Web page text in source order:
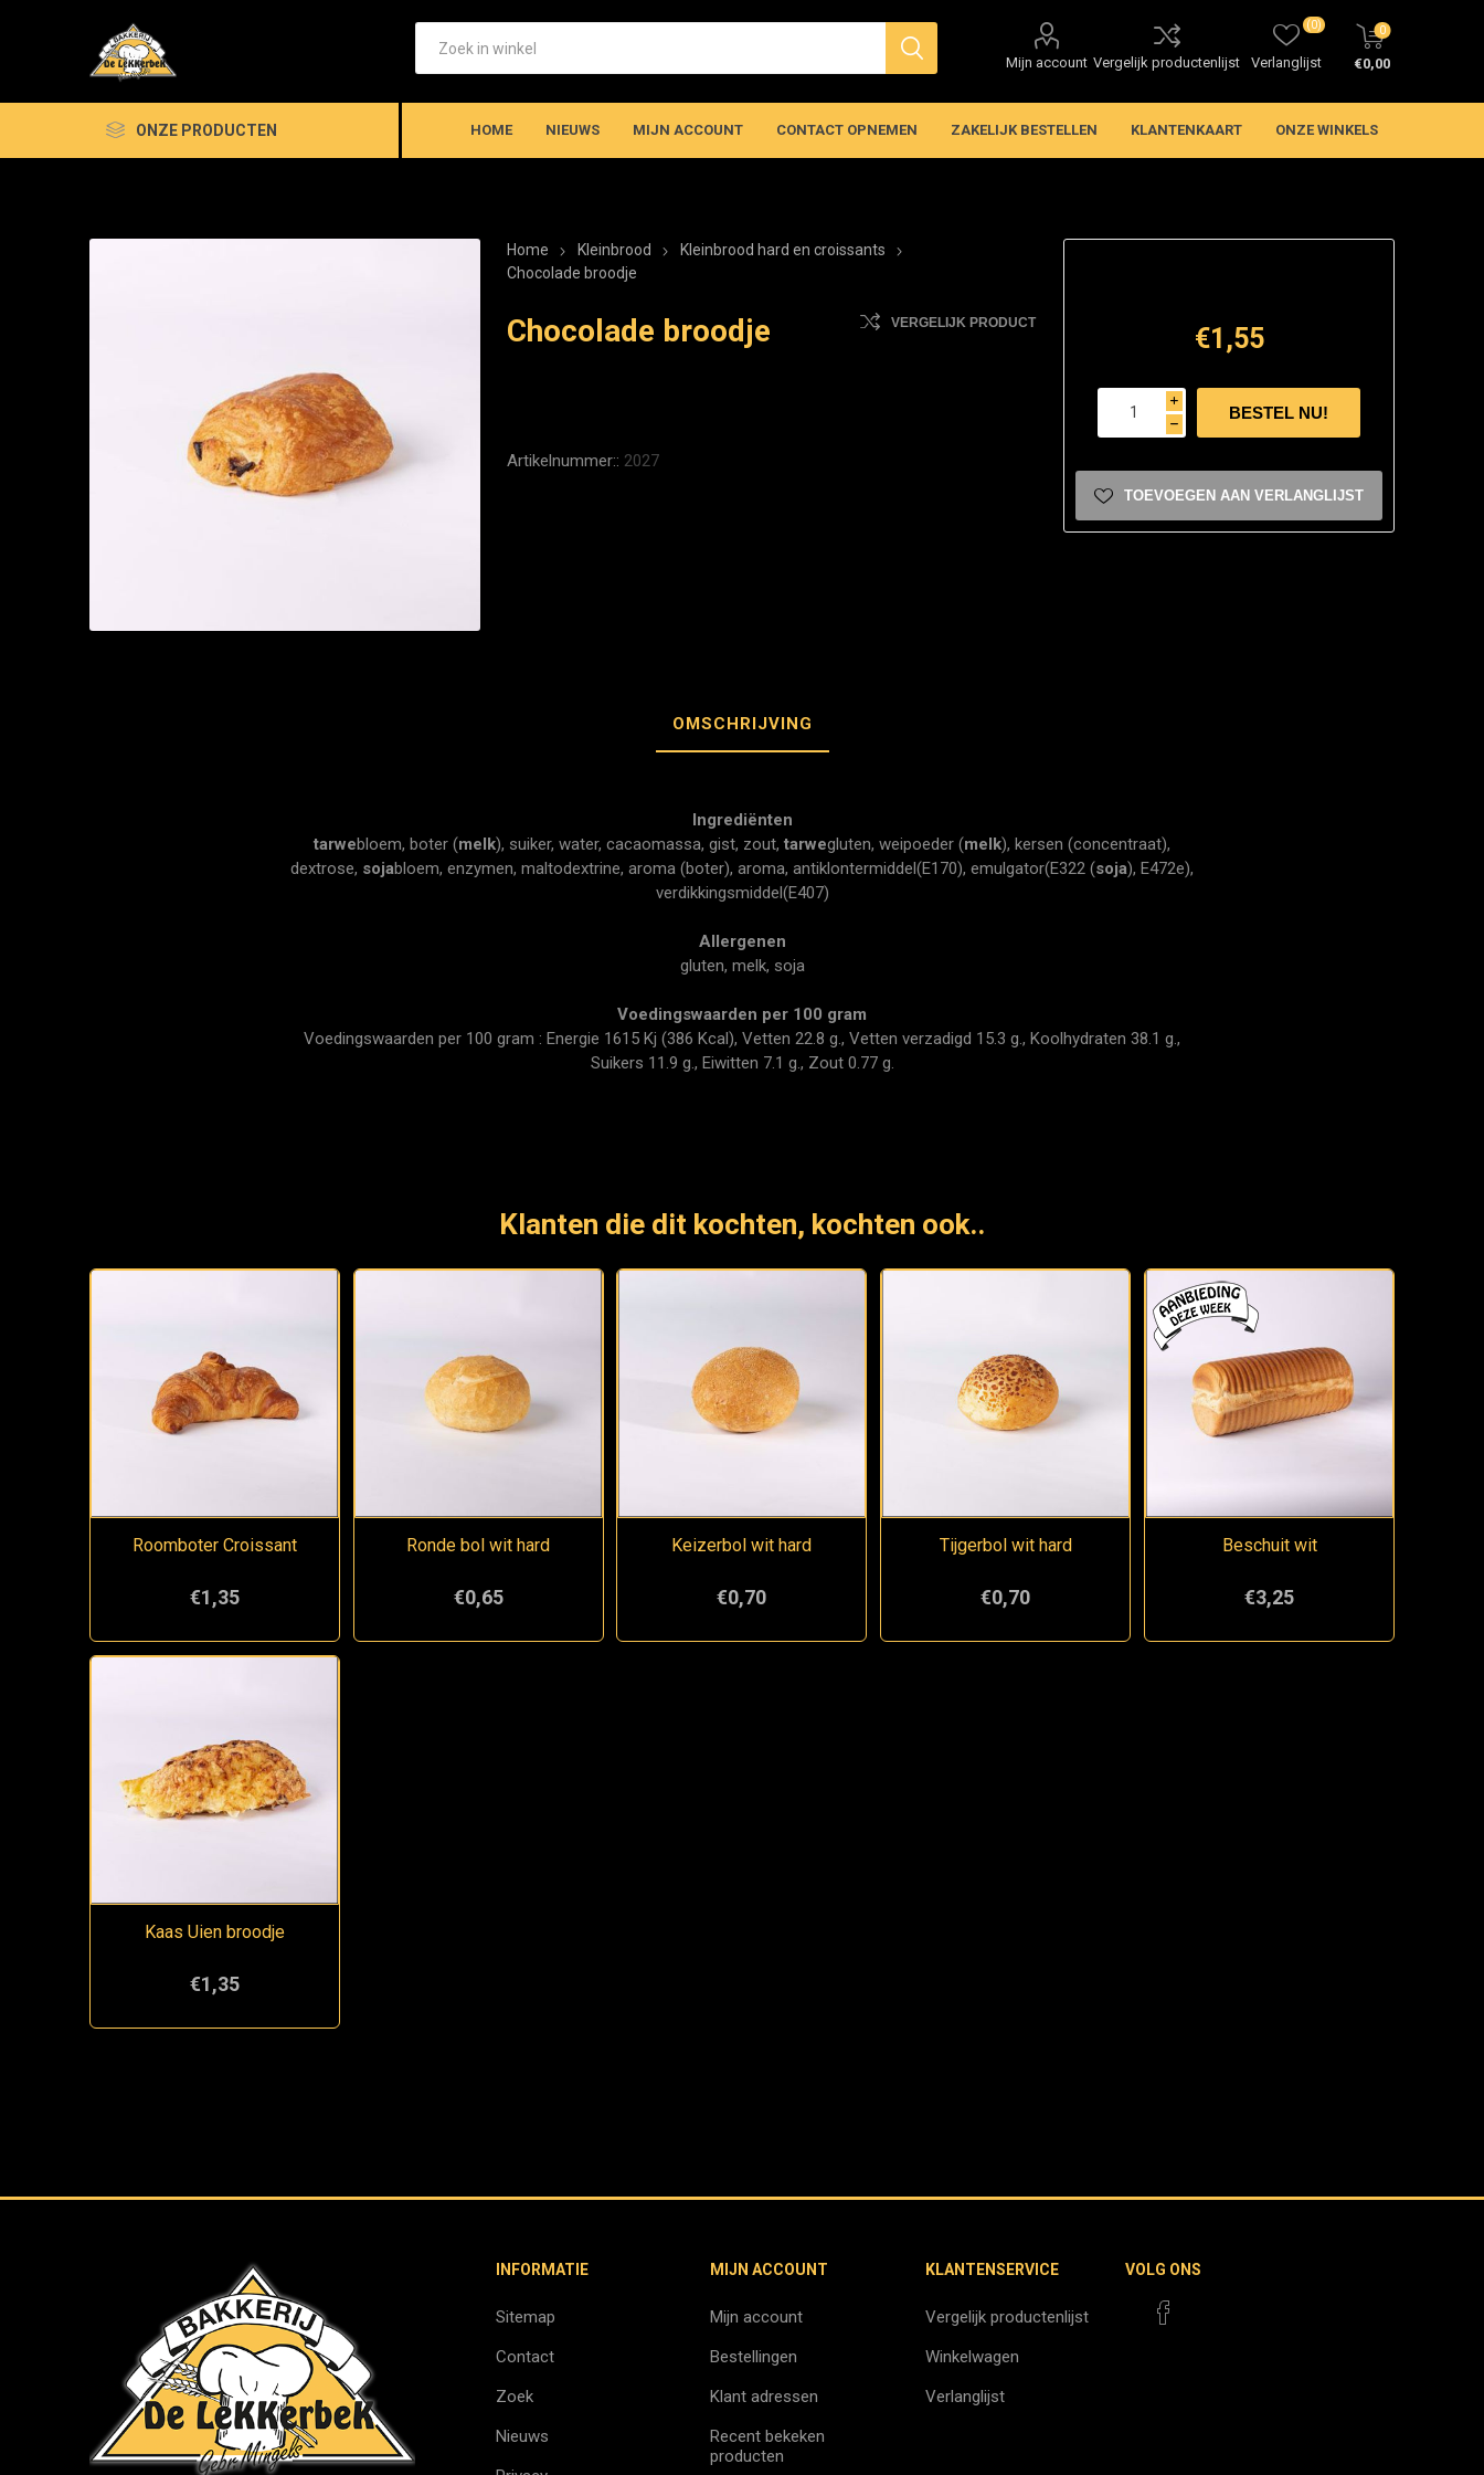
Mijn account Vergelijk productenlijst Verlanglijst
(0) 0
€0,00
ONZE PRODUCTEN HOME NIEUWS MIJN ACCOUNT CONTACT OPNEMEN ZAKELIJK BESTELLEN KLANTENKAART ONZE WINKELS
Home Kleinbrood
Kleinbrood hard en croissants
Chocolade broodje
Chocolade broodje VERGELIJK PRODUCT
Artikelnummer:: 2027
€1,55
i
h
TOEVOEGEN AAN VERLANGLIJST
OMSCHRIJVING
Ingrediënten
tarwebloem, boter (melk), suiker, water, cacaomassa, gist, zout, tarwegluten, weipoeder (melk), kersen (concentraat),
dextrose, sojabloem, enzymen, maltodextrine, aroma (boter), aroma, antiklontermiddel(E170), emulgator(E322 (soja), E472e),
verdikkingsmiddel(E407)
Allergenen
gluten, melk, soja
Voedingswaarden per 100 gram
Voedingswaarden per 100 gram : Energie 1615 Kj (386 Kcal), Vetten 22.8 g., Vetten verzadigd 15.3 g., Koolhydraten 38.1 g.,
Suikers 11.9 g., Eiwitten 7.1 g., Zout 0.77 g.
Klanten die dit kochten, kochten ook..
Roomboter Croissant
€1,35
Ronde bol wit hard
€0,65
Keizerbol wit hard
€0,70
Tijgerbol wit hard
€0,70
Beschuit wit
€3,25
Kaas Uien broodje
€1,35
INFORMATIE
Sitemap
Contact
Zoek
Nieuws
MIJN ACCOUNT
Mijn account
Bestellingen
Klant adressen
Recent bekeken
producten
KLANTENSERVICE
Vergelijk productenlijst
Winkelwagen
Verlanglijst
VOLG ONS